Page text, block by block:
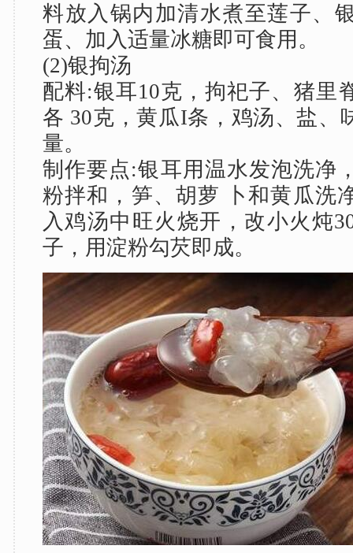
料放入锅内加清水煮至莲子、
蛋、加入适量冰糖即可食用。
(2)银拘汤
配料:银耳10克，拘祀子、猪里
各 30克，黄瓜I条，鸡汤、盐、
量。
制作要点:银耳用温水发泡洗净
粉拌和，笋、胡萝 卜和黄瓜洗
入鸡汤中旺火烧开，改小火炖
子，用淀粉勾芡即成。